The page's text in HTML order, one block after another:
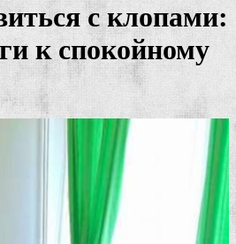
с клопами:
к спокойному